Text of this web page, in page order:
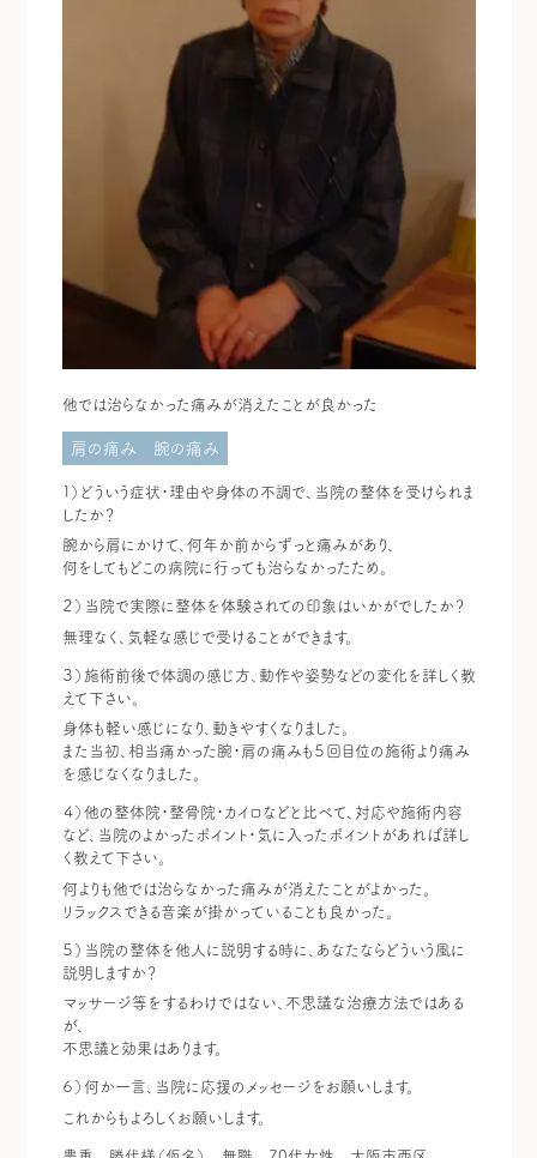
他では治らなかった痛みが消えたことが良かった
肩の痛み 腕の痛み
１）どういう症状・理由や身体の不調で、当院の整体を受けられま
したか？
腕から肩にかけて、何年か前からずっと痛みがあり、
何をしてもどこの病院に行っても治らなかったため。
２）当院で実際に整体を体験されての印象はいかがでしたか？
無理なく、気軽な感じで受けることができます。
３）施術前後で体調の感じ方、動作や姿勢などの変化を詳しく教
えて下さい。
身体も軽い感じになり、動きやすくなりました。
また当初、相当痛かった腕・肩の痛みも５回目位の施術より痛み
を感じなくなりました。
４）他の整体院・整骨院・カイロなどと比べて、対応や施術内容
など、当院のよかったポイント・気に入ったポイントがあれば詳し
く教えて下さい。
何よりも他では治らなかった痛みが消えたことがよかった。
リラックスできる音楽が掛かっていることも良かった。
５）当院の整体を他人に説明する時に、あなたならどういう風に
説明しますか？
マッサージ等をするわけではない、不思議な治療方法ではある
が、
不思議と効果はあります。
６）何か一言、当院に応援のメッセージをお願いします。
これからもよろしくお願いします。